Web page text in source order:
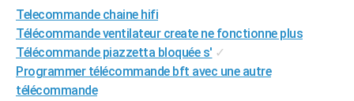
COPAINS D'AVANT
S'inscrire
Se connecter
Lycées
Collèges
Primaires
Universités
Entreprises
Service militaire
Avis de recherche
AVIS DE DÉCÈS
FORUM
Telecommande chaine hifi
Télécommande ventilateur create ne fonctionne plus
Télécommande piazzetta bloquée s' ✓
Programmer télécommande bft avec une autre
télécommande